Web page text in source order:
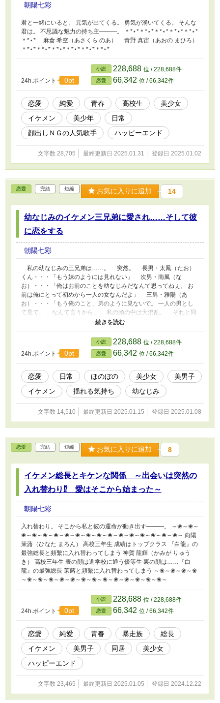
朝陽七彩
君と一緒にいると。 元気が出てくる。 勇気が湧いてくる。 そんな
君は。 不思議な魅力の持ち主―――。 ＊*⋆*＊*⋆*＊*⋆*＊*⋆*＊*⋆*
＊*⋆* 麻倉 希空（あさくら のあ） 青野 真宙（あおの まひろ）
＊*⋆*＊*⋆*＊*⋆*＊*⋆*＊*⋆*＊*⋆*
24h.ポイント 0pt
小説 228,688 位 / 228,688件
恋愛 66,342 位 / 66,342件
恋愛 純愛 青春 高校生
美少女
イケメン
美少年
日常
顔出しＮＧの人気歌手
ハッピーエンド
文字数 28,705 最終更新日 2025.01.31 登録日 2025.01.02
恋愛 完結 短編 お気に入りに追加 14
幼なじみのイケメン三兄弟に愛され……そして彼
に恋をする
朝陽七彩
私の幼なじみの三兄弟は……。 突然。 長男・太鳳（たお）
くん・・・「もう妹のようには見れない」 次男・南風（な
お）・・・「俺はお前のことを幼なじみだなんて思ってねぇ。 お
前は俺にとって初めから一人の女なんだよ」 三男・雅陽（あ
お）・・・「もう俺のこと、弟のように見ないで。 一人の男とし
て見て」 なんて言うから。 私の頭の中は大混乱。 それと同
時に。 私の胸の鼓動はとても忙しくなっている。 ……止まら
－♡－♡－♡－♡－♡－♡－♡－♡－♡ 月島彩音（つきしま あや
ね） 高校二年生 恋愛にとても鈍感 ＊晴海三兄弟＊ 晴海太鳳（はる
み たお） 晴海家長男 大学一年生 優しくて温和な性格 晴海南風
（はるみ なお） 晴海家次男 高校二年生 クール。言い方を変えた
ら、ぶっきらぼう 晴海雅陽（はるみ あお） 晴海家三男 中学二年生
無邪気で人懐っこい ♡－♡－♡－♡－♡－♡－♡－♡－♡－♡－
♡－♡－♡ イケメン三兄弟に告白をされた恋愛鈍感女子。 三
24h.ポイント 0pt
小説 228,688 位 / 228,688件
恋愛 66,342 位 / 66,342件
恋愛 日常 ほのぼの 美少女
美男子
イケメン
揺れる気持ち 幼なじみ
文字数 14,510 最終更新日 2025.01.15 登録日 2025.01.08
恋愛 完結 短編 お気に入りに追加 8
イケメン総長とキケンな関係 ～出会いは突然の
入れ替わり⁉ 愛はそこから始まった～
朝陽七彩
入れ替わり。 そこから私と彼の運命が動き出す―――。 ～❀～❀～
❀～❀～❀～❀～❀～❀～❀～❀～❀～❀～❀～❀～❀～❀～❀～ 向陽
茉蕗（ひなた まろん） 高校三年生 成績はトップクラス 『白龍』の
最強総長と頻繫に入れ替わってしまう 神賀 龍輝（かみが りゅう
き） 高校三年生 表の顔は進学校に通う優等生 裏の顔は……『白
龍』の最強総長 茉蕗と頻繫に入れ替わってしまう ～❀～❀～❀～❀
～❀～❀～❀～❀～❀～❀～❀～❀～❀～❀～❀～❀～❀～
24h.ポイント 0pt
小説 228,688 位 / 228,688件
恋愛 66,342 位 / 66,342件
恋愛 純愛 青春 暴走族
総長
イケメン
美男子 同居
美少女
ハッピーエンド
文字数 23,465 最終更新日 2025.01.05 登録日 2024.12.22